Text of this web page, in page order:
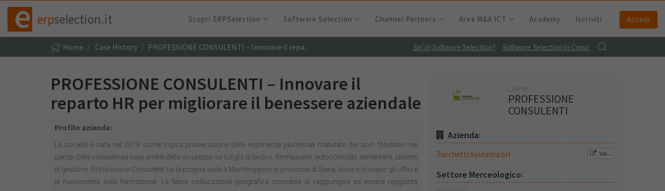
erpselection.it Scopri ERPSelection Software Selection Channel Partners Area M&A ICT Academy Iscriviti Accedi
Home Case History PROFESSIONE CONSULENTI – Innovare il repa... Sei in Software Selection? Software Selection in Corso
PROFESSIONE CONSULENTI – Innovare il
reparto HR per migliorare il benessere aziendale
Profilo azienda:
La società è nata nel 2010 come logica prosecuzione delle esperienze pluriennali maturate dai soci fondatori nei
campi della consulenza negli ambiti della sicurezza nei luoghi di lavoro, formazione, autocontrollo alimentare, sistemi
di gestione. Professione Consulenti ha la propria sede a Monteriggioni in provincia di Siena, dove si trovano gli uffici e
la nuovissima sala formazione. La felice collocazione geografica consente di raggiungere ed essere raggiunta
Cliente:
PROFESSIONE
CONSULENTI
Azienda:
Zucchetti Systema Srl Vai...
Settore Merceologico: